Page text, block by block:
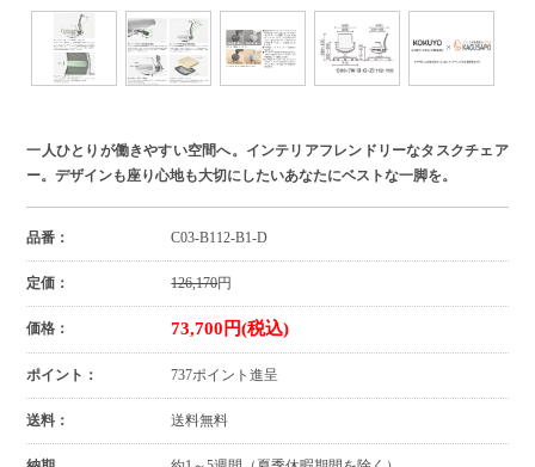
一人ひとりが働きやすい空間へ。インテリアフレンドリーなタスクチェア
ー。デザインも座り心地も大切にしたいあなたにベストな一脚を。
品番： C03-B112-B1-D
定価： 126,170円
価格： 73,700円(税込)
ポイント： 737ポイント進呈
送料： 送料無料